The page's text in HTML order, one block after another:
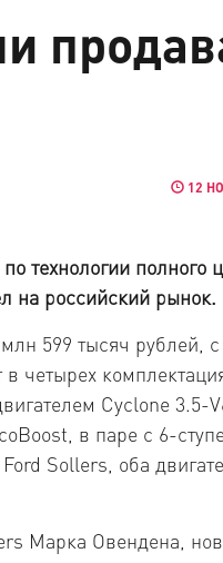
12
технологии полного
на российский рынок.
599 тысяч рублей,
четырех
Cyclone 3.5-
в паре с 6-
Sollers, оба
Марка Овендена,